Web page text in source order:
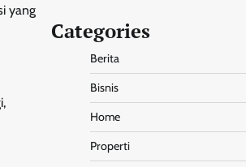
yang
Categories
Berita
Bisnis
Home
Properti